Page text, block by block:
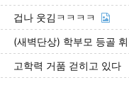
겁나 웃김ㅋㅋㅋㅋ
(새벽단상) 학부모 등골
고학력 거품 걷히고 있다